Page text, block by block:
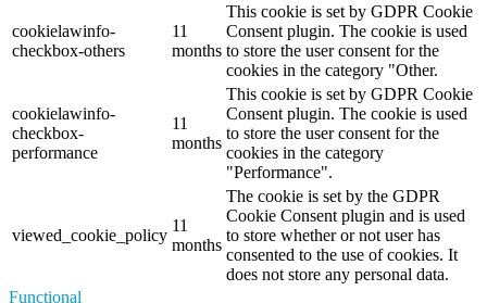
cookielawinfo-
checkbox-others
11
months
This cookie is set by GDPR Cookie
Consent plugin. The cookie is used
to store the user consent for the
cookies in the category "Other.
cookielawinfo-
checkbox-
performance
11
months
This cookie is set by GDPR Cookie
Consent plugin. The cookie is used
to store the user consent for the
cookies in the category
"Performance".
viewed_cookie_policy
11
months
The cookie is set by the GDPR
Cookie Consent plugin and is used
to store whether or not user has
consented to the use of cookies. It
does not store any personal data.
Functional